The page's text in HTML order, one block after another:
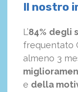
Il nostro
L’84% degli
frequentato
almeno 3
e della